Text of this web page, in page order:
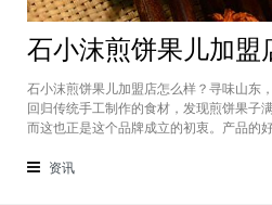
石小沫煎饼果儿加盟店怎么样？寻味山东
回归传统手工制作的食材，发现煎饼果子
而这也正是这个品牌成立的初衷。产品的
儿加盟怎么样？适不适合加盟？能赚钱吗
资讯